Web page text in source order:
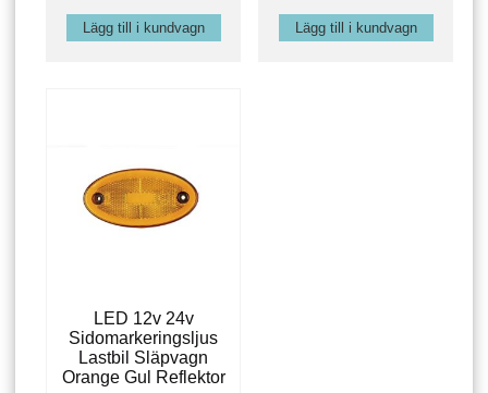
LED 12v 24v
Sidomarkeringsljus
Lastbil Släpvagn
Orange Gul Reflektor